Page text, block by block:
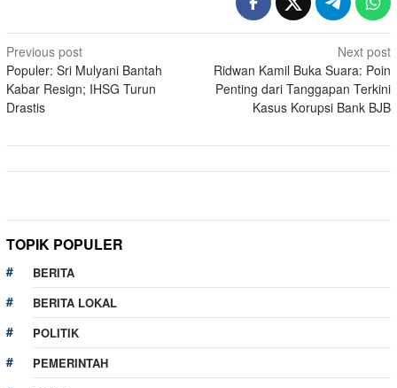
Post
navigation
Previous post
Populer: Sri Mulyani Bantah
Kabar Resign; IHSG Turun
Drastis
Next post
Ridwan Kamil Buka Suara: Poin
Penting dari Tanggapan Terkini
Kasus Korupsi Bank BJB
TOPIK POPULER
BERITA
BERITA LOKAL
POLITIK
PEMERINTAH